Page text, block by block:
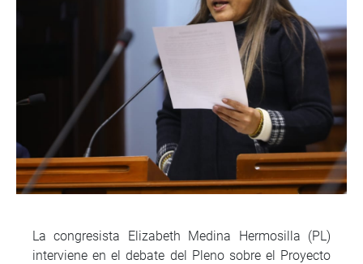
La congresista Elizabeth Medina Hermosilla (PL)
interviene en el debate del Pleno sobre el Proyecto